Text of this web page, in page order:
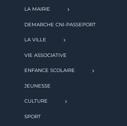
LA MAIRIE
DEMARCHE CNI-PASSEPORT
LA VILLE
VIE ASSOCIATIVE
ENFANCE SCOLAIRE
JEUNESSE
CULTURE
SPORT